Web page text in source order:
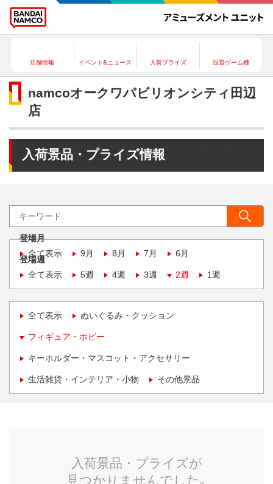
店舗情報 イベント&ニュース 入荷プライズ 設置ゲーム機
namcoオークワパビリオンシティ田辺
店
入荷景品・プライズ情報
登場月
全て表示
9月 8月 7月 6月
登場週
全て表示
5週 4週 3週 2週 1週
全て表示 ぬいぐるみ・クッション
フィギュア・ホビー
キーホルダー・マスコット・アクセサリー
生活雑貨・インテリア・小物 その他景品